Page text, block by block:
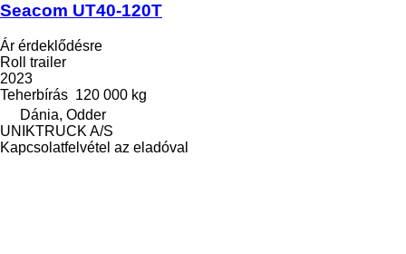
Seacom UT40-120T
Ár érdeklődésre
Roll trailer
2023
Teherbírás 120 000 kg
Dánia, Odder
UNIKTRUCK A/S
Kapcsolatfelvétel az eladóval